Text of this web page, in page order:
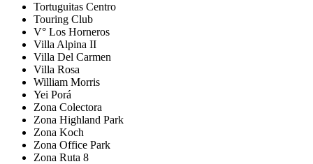
Tortuguitas Centro
Touring Club
V° Los Horneros
Villa Alpina II
Villa Del Carmen
Villa Rosa
William Morris
Yei Porá
Zona Colectora
Zona Highland Park
Zona Koch
Zona Office Park
Zona Ruta 8